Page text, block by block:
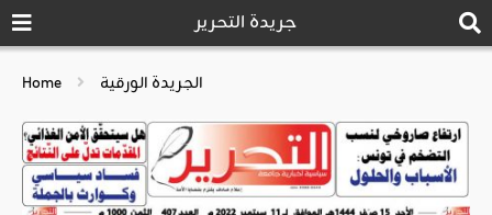
جريدة التحرير
Home الجريدة الورقية